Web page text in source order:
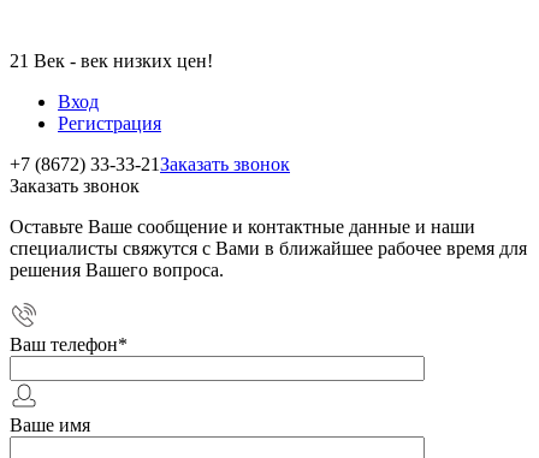
21 Век - век низких цен!
Вход
Регистрация
+7 (8672) 33-33-21Заказать звонок
Заказать звонок
Оставьте Ваше сообщение и контактные данные и наши
специалисты свяжутся с Вами в ближайшее рабочее время для
решения Вашего вопроса.
Ваш телефон*
Ваше имя